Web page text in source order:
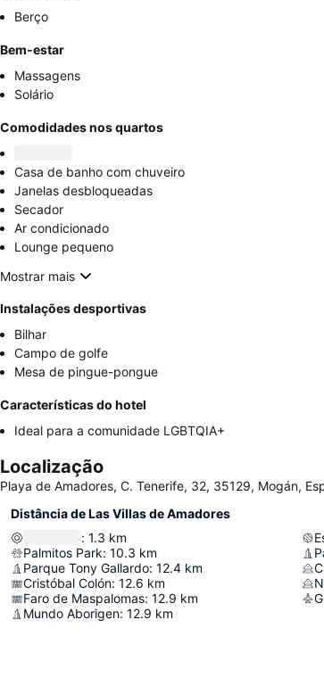
Berço
Bem-estar
Massagens
Solário
Comodidades nos quartos
Casa de banho com chuveiro
Janelas desbloqueadas
Secador
Ar condicionado
Lounge pequeno
Mostrar mais
Instalações desportivas
Bilhar
Campo de golfe
Mesa de pingue-pongue
Características do hotel
Ideal para a comunidade LGBTQIA+
Localização
Playa de Amadores, C. Tenerife, 32, 35129, Mogán,
Distância de Las Villas de Amadores
: 1.3 km
Palmitos Park: 10.3 km
Parque Tony Gallardo: 12.4 km
Cristóbal Colón: 12.6 km
Faro de Maspalomas: 12.9 km
Mundo Aborigen: 12.9 km